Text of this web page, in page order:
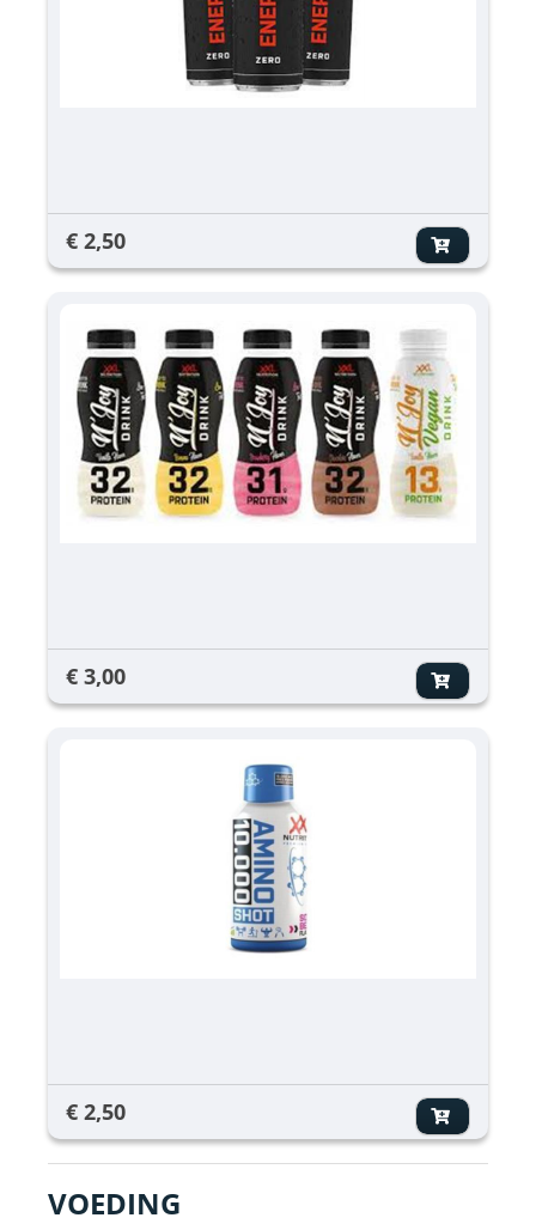
€ 2,50
€ 3,00
€ 2,50
VOEDING